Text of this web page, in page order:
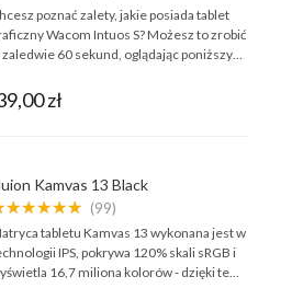
poznać zalety, jakie posiada tablet
Wacom Intuos S? Możesz to zrobić
zaledwie 60 sekund, oglądając poniższy…
zł
Kamvas 13 Black
(99)
tabletu Kamvas 13 wykonana jest w
IPS, pokrywa 120% skali sRGB i
16,7 miliona kolorów - dzięki te…